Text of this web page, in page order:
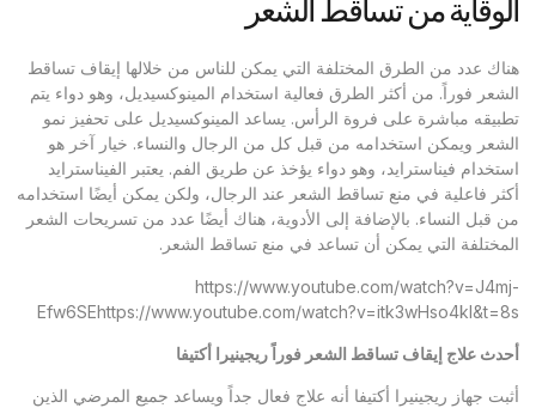
الوقاية من تساقط الشعر
هناك عدد من الطرق المختلفة التي يمكن للناس من خلالها إيقاف تساقط
الشعر فوراً. من أكثر الطرق فعالية استخدام المينوكسيديل، وهو دواء يتم
تطبيقه مباشرة على فروة الرأس. يساعد المينوكسيديل على تحفيز نمو
الشعر ويمكن استخدامه من قبل كل من الرجال والنساء. خيار آخر هو
استخدام فيناسترايد، وهو دواء يؤخذ عن طريق الفم. يعتبر الفيناسترايد
أكثر فاعلية في منع تساقط الشعر عند الرجال، ولكن يمكن أيضًا استخدامه
من قبل النساء. بالإضافة إلى الأدوية، هناك أيضًا عدد من تسريحات الشعر
المختلفة التي يمكن أن تساعد في منع تساقط الشعر.
https://www.youtube.com/watch?v=J4mj-
Efw6SEhttps://www.youtube.com/watch?v=itk3wHso4kI&t=8s
أحدث علاج إيقاف تساقط الشعر فوراً ريجينيرا أكتيفا
أثبت جهاز ريجينيرا أكتيفا أنه علاج فعال جداً ويساعد جميع المرضي الذين